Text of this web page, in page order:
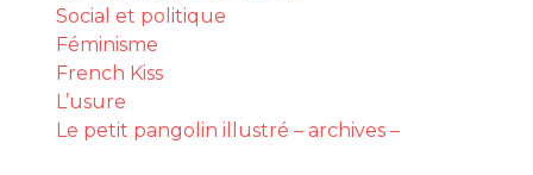
Social et politique
Féminisme
French Kiss
L’usure
Le petit pangolin illustré – archives –